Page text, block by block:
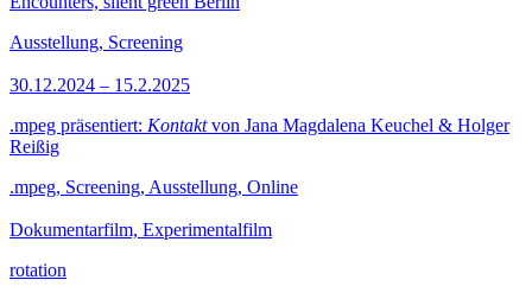
Ausstellung, Screening
30.12.2024 – 15.2.2025
.mpeg präsentiert: Kontaktvon Jana Magdalena Keuchel & Holger
Reißig
.mpeg, Screening, Ausstellung, Online
Dokumentarfilm, Experimentalfilm
rotation